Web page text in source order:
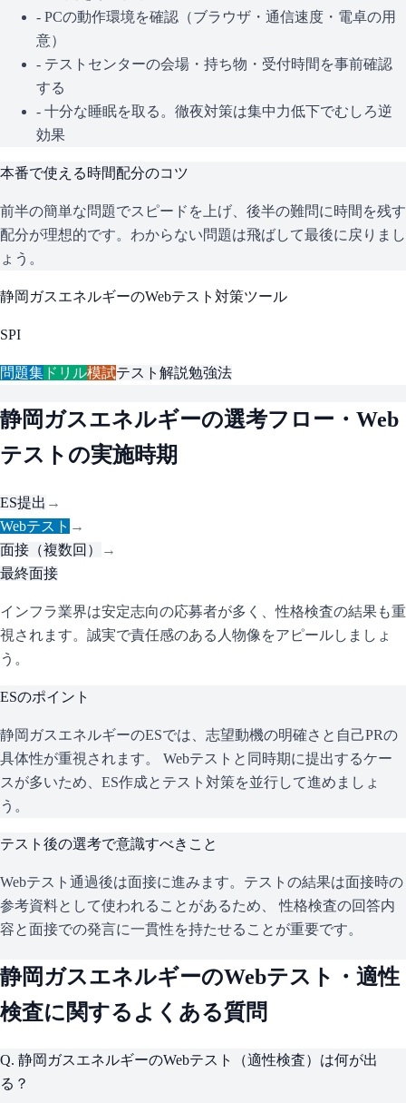
- PCの動作環境を確認（ブラウザ・通信速度・電卓の用
意）
- テストセンターの会場・持ち物・受付時間を事前確認
する
- 十分な睡眠を取る。徹夜対策は集中力低下でむしろ逆
効果
本番で使える時間配分のコツ
前半の簡単な問題でスピードを上げ、後半の難問に時間を残す
配分が理想的です。わからない問題は飛ばして最後に戻りまし
ょう。
静岡ガスエネルギーのWebテスト対策ツール
SPI
問題集 ドリル模試テスト解説勉強法
静岡ガスエネルギーの選考フロー・Web
テストの実施時期
ES提出 →
Webテスト →
面接（複数回）
→
最終面接
インフラ業界は安定志向の応募者が多く、性格検査の結果も重
視されます。誠実で責任感のある人物像をアピールしましょ
う。
ESのポイント
静岡ガスエネルギーのESでは、志望動機の明確さと自己PRの
具体性が重視されます。 Webテストと同時期に提出するケー
スが多いため、ES作成とテスト対策を並行して進めましょ
う。
テスト後の選考で意識すべきこと
Webテスト通過後は面接に進みます。テストの結果は面接時の
参考資料として使われることがあるため、 性格検査の回答内
容と面接での発言に一貫性を持たせることが重要です。
静岡ガスエネルギーのWebテスト・適性
検査に関するよくある質問
Q. 静岡ガスエネルギーのWebテスト（適性検査）は何が出
る？